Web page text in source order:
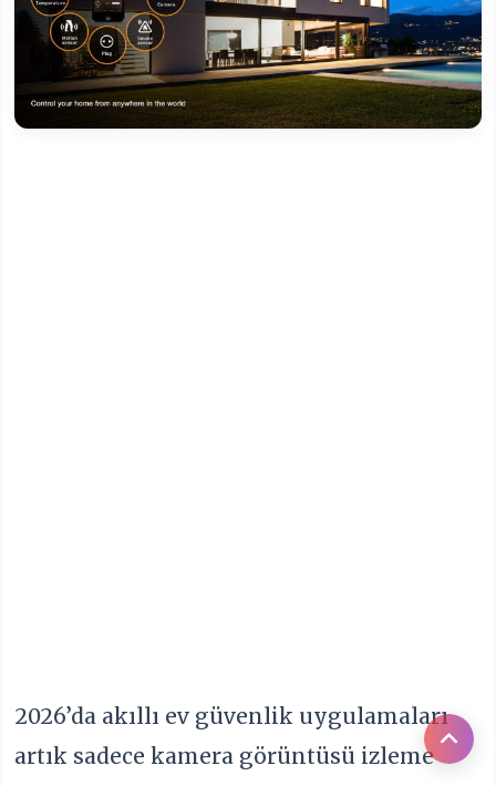
2026’da akıllı ev güvenlik uygulamaları
artık sadece kamera görüntüsü izleme